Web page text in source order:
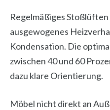
Regelmäßiges
ausgewogenes
Kondensation. Die
zwischen 40 und 60
dazu klare Orientierung.
Möbel nicht direkt an